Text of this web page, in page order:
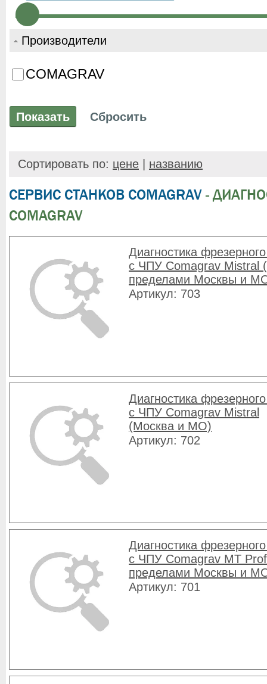
Производители
COMAGRAV
Сортировать по: цене | названию
СЕРВИС СТАНКОВ COMAGRAV -
COMAGRAV
Диагностика
с ЧПУ Comagrav Mistral
пределами Москвы и
Артикул: 703
Диагностика
с ЧПУ Comagrav Mistral
(Москва и МО)
Артикул: 702
Диагностика
с ЧПУ Comagrav MT
пределами Москвы и
Артикул: 701